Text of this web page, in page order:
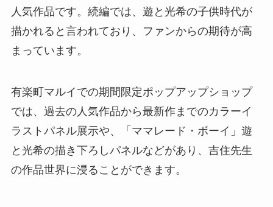
人気作品です。続編では、遊と光希の子供時代が
描かれると言われており、ファンからの期待が高
まっています。
有楽町マルイでの期間限定ポップアップショップ
では、過去の人気作品から最新作までのカラーイ
ラストパネル展示や、「ママレード・ボーイ」遊
と光希の描き下ろしパネルなどがあり、吉住先生
の作品世界に浸ることができます。